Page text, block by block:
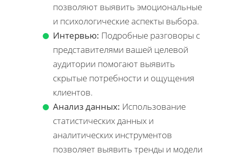
позволяют выявить эмоциональные
и психологические аспекты выбора.
Интервью: Подробные разговоры с
представителями вашей целевой
аудитории помогают выявить
скрытые потребности и ощущения
клиентов.
Анализ данных: Использование
статистических данных и
аналитических инструментов
позволяет выявить тренды и модели